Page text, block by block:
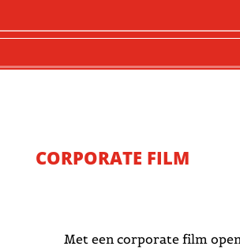
CORPORATE FILM
Met een corporate film